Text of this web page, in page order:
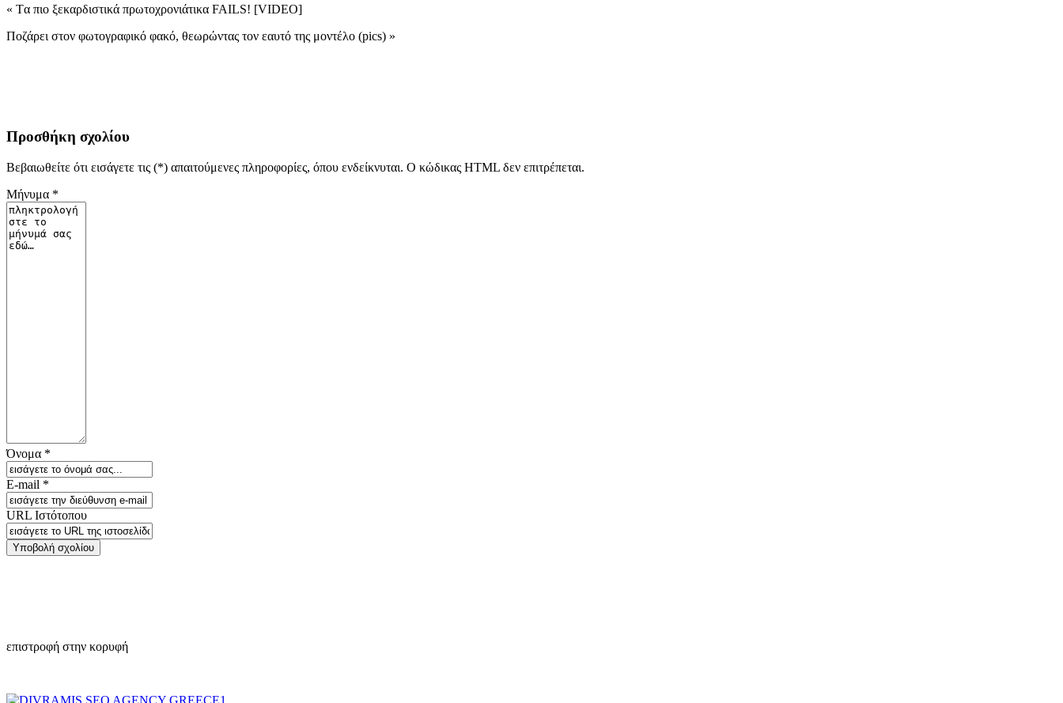
« Tα πιο ξεκαρδιστικά πρωτοχρονιάτικα FAILS! [VIDEO]
Ποζάρει στον φωτογραφικό φακό, θεωρώντας τον εαυτό της μοντέλο (pics) »
Προσθήκη σχολίου
Βεβαιωθείτε ότι εισάγετε τις (*) απαιτούμενες πληροφορίες, όπου ενδείκνυται. Ο κώδικας HTML δεν επιτρέπεται.
Μήνυμα *
Όνομα *
E-mail *
URL Ιστότοπου
επιστροφή στην κορυφή